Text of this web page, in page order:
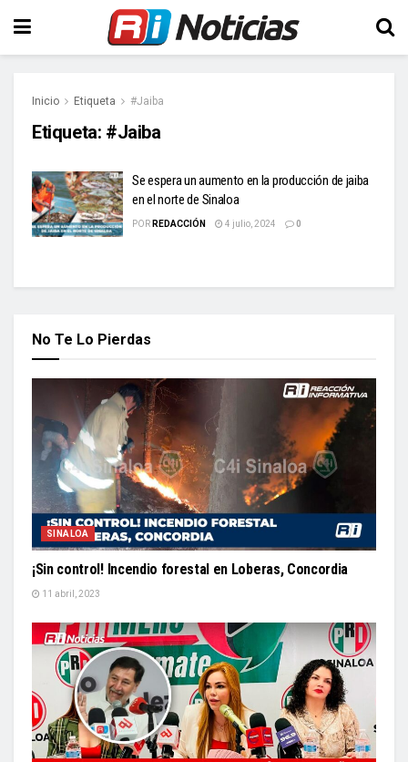
Inicio Etiqueta #Jaiba
Etiqueta: #Jaiba
Se espera un aumento en la producción de jaiba
en el norte de Sinaloa
POR REDACCIÓN 4 julio, 2024 0
No Te Lo Pierdas
SINALOA
¡Sin control! Incendio forestal en Loberas, Concordia
11 abril, 2023